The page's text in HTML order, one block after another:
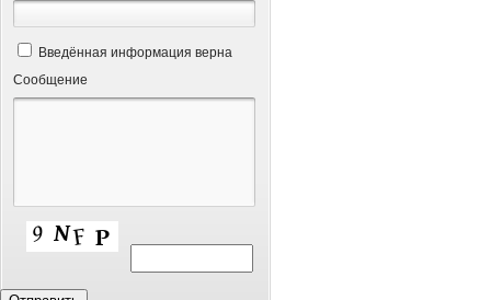
Введённая информация верна
Сообщение